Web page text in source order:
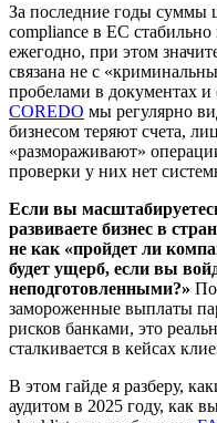
Beneficial owners
Чек-лист AML
Подготовка SAR
AML требования
PEP screening,
Оптимизация
Метрики KPI и
Как
За последние годы суммы
compliance в ЕС
ежегодно, при этом
связана не с
пробелами в документах
COREDO мы регулярно
бизнесом теряют счета,
«размораживают»
проверки у них нет
Если вы
развиваете бизнес в
не как «пройдет ли
будет ущерб, если вы
неподготовленными?»
замороженные выплаты
рисков банками, это
сталкивается в кейсах
В этом гайде я разберу,
аудитом в 2025 году, как